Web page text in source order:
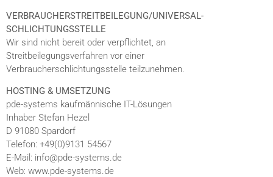
VERBRAUCHER­STREIT­BEILEGUNG/UNIVERSAL­
SCHLICHTUNGS­STELLE
Wir sind nicht bereit oder verpflichtet, an
Streitbeilegungsverfahren vor einer
Verbraucherschlichtungsstelle teilzunehmen.
HOSTING & UMSETZUNG
pde-systems kaufmännische IT-Lösungen
Inhaber Stefan Hezel
D 91080 Spardorf
Telefon: +49(0)9131 54567
E-Mail: info@pde-systems.de
Web: www.pde-systems.de